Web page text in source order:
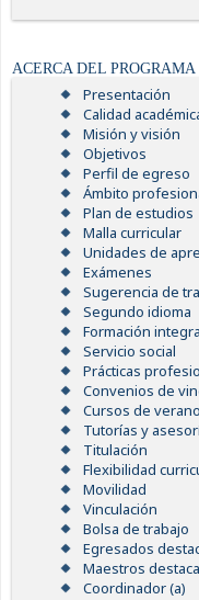
ACERCA DEL PROGRAMA
Presentación
Calidad
Misión y visión
Objetivos
Perfil de egreso
Ámbito
Plan de estudios
Malla curricular
Unidades de
Exámenes
Sugerencia de
Segundo idioma
Formación
Servicio social
Prácticas
Convenios de
Cursos de verano
Tutorías y
Titulación
Flexibilidad
Movilidad
Vinculación
Bolsa de trabajo
Egresados
Maestros
Coordinador (a)